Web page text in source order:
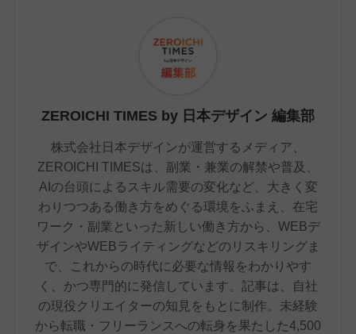
ZEROICHI TIMES by 日本デザイン 編集部
株式会社日本デザインが運営するメディア、
ZEROICHI TIMESは、副業・兼業の解禁や普及、
AIの台頭によるスキル需要の変化など、大きく変
わりつつある働き方をめぐる環境をふまえ、在宅
ワーク・副業といった新しい働き方から、WEBデ
ザインやWEBライティングなどのリスキリングま
で、これからの時代に必要な情報をわかりやす
く、かつ専門的に発信しています。記事は、自社
の現役クリエイターの知見をもとに制作。未経験
から転職・フリーランスへの転身を果たした4,500